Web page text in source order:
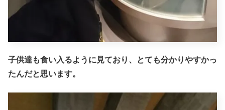
子供達も食い入るように見ており、とても分かりやすかっ
たんだと思います。